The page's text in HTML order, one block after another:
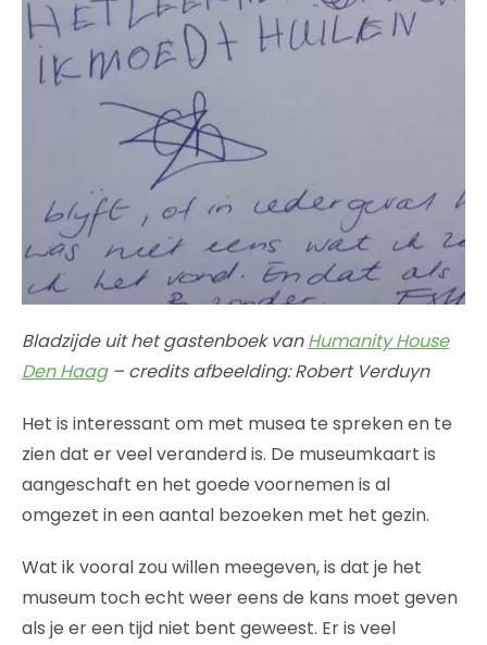
Bladzijde uit het gastenboek vanHumanity House
Den Haag– credits afbeelding: Robert Verduyn
Het is interessant om met musea te spreken en te
zien dat er veel veranderd is. De museumkaart is
aangeschaft en het goede voornemen is al
omgezet in een aantal bezoeken met het gezin.
Wat ik vooral zou willen meegeven, is dat je het
museum toch echt weer eens de kans moet geven
als je er een tijd niet bent geweest. Er is veel